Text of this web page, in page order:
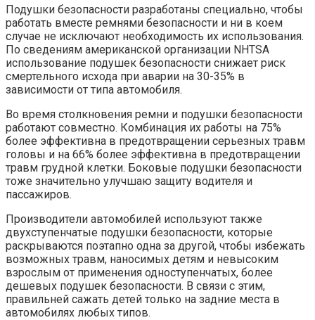
Подушки безопасности разработаны специально, чтобы
работать вместе ремнями безопасности и ни в коем
случае не исключают необходимость их использования.
По сведениям американской организации NHTSA
использование подушек безопасности снижает риск
смертельного исхода при аварии на 30-35% в
зависимости от типа автомобиля.
Во время столкновения ремни и подушки безопасности
работают совместно. Комбинация их работы на 75%
более эффективна в предотвращении серьезных травм
головы и на 66% более эффективна в предотвращении
травм грудной клетки. Боковые подушки безопасности
тоже значительно улучшаю защиту водителя и
пассажиров.
Производители автомобилей используют также
двухступенчатые подушки безопасности, которые
раскрываются поэтапно одна за другой, чтобы избежать
возможных травм, наносимых детям и невысоким
взрослым от применения одноступенчатых, более
дешевых подушек безопасности. В связи с этим,
правильней сажать детей только на задние места в
автомобилях любых типов.